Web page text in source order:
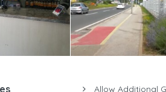
Allow Additional